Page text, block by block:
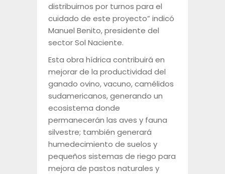
distribuirnos por turnos para el
cuidado de este proyecto” indicó
Manuel Benito, presidente del
sector Sol Naciente.
Esta obra hídrica contribuirá en
mejorar de la productividad del
ganado ovino, vacuno, camélidos
sudamericanos, generando un
ecosistema donde
permanecerán las aves y fauna
silvestre; también generará
humedecimiento de suelos y
pequeños sistemas de riego para
mejora de pastos naturales y